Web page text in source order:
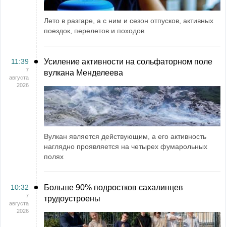
Лето в разгаре, а с ним и сезон отпусков, активных
поездок, перелетов и походов
11:39
7
августа
2026
Усиление активности на сольфаторном поле
вулкана Менделеева
Вулкан является действующим, а его активность
наглядно проявляется на четырех фумарольных
полях
10:32
7
августа
2026
Больше 90% подростков сахалинцев
трудоустроены